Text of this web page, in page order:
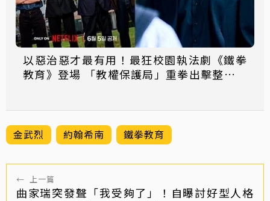
以惡治惡才最有用！最狂校園執法劇《鐵拳
教育》登場 「教權保護局」重拳出擊整頓失
金武烈 約翰希南 鐵拳教育
← 上一篇
曲家瑞突發聲「我受夠了」！自曝討好型人格